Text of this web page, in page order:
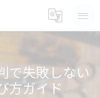
で失敗しない
方ガイド